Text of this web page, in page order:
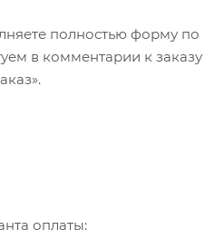
полностью форму по
в комментарии к заказу
оплаты: